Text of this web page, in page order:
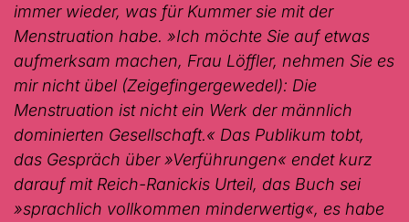
immer wieder, was für Kummer sie mit der
Menstruation habe. »Ich möchte Sie auf etwas
aufmerksam machen, Frau Löffler, nehmen Sie es
mir nicht übel (Zeigefingergewedel): Die
Menstruation ist nicht ein Werk der männlich
dominierten Gesellschaft.« Das Publikum tobt,
das Gespräch über»Verführungen« endet kurz
darauf mit Reich-Ranickis Urteil, das Buch sei
»sprachlich vollkommen minderwertig«, es habe